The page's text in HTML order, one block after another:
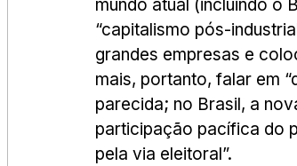
mundo atual (incluindo o
“capitalismo pós-
grandes empresas e
mais, portanto, falar em
parecida; no Brasil, a
participação pacífica do
pela via eleitoral”.